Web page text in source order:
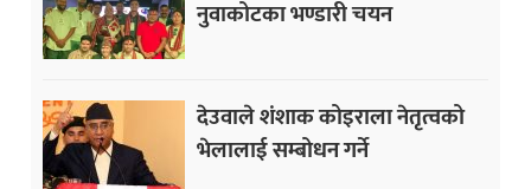
नुवाकोटका भण्डारी चयन
देउवाले शंशाक कोइराला नेतृत्वको
भेलालाई सम्बोधन गर्ने